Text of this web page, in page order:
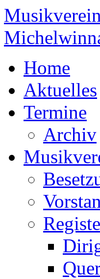
Home
Aktuelles
Termine
Archiv